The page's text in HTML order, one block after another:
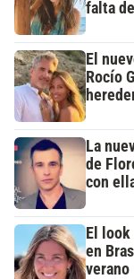
falta
El
Rocío
La
de
con
El
en
verano